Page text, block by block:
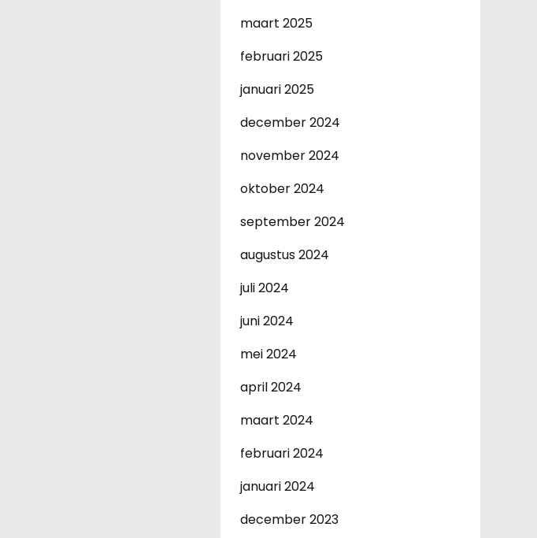
maart 2025
februari 2025
januari 2025
december 2024
november 2024
oktober 2024
september 2024
augustus 2024
juli 2024
juni 2024
mei 2024
april 2024
maart 2024
februari 2024
januari 2024
december 2023